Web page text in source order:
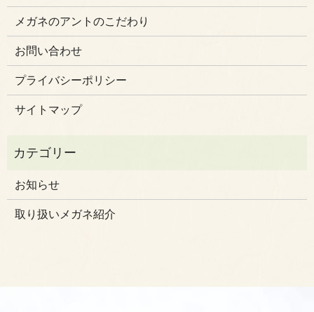
メガネのアントのこだわり
お問い合わせ
プライバシーポリシー
サイトマップ
お知らせ
取り扱いメガネ紹介